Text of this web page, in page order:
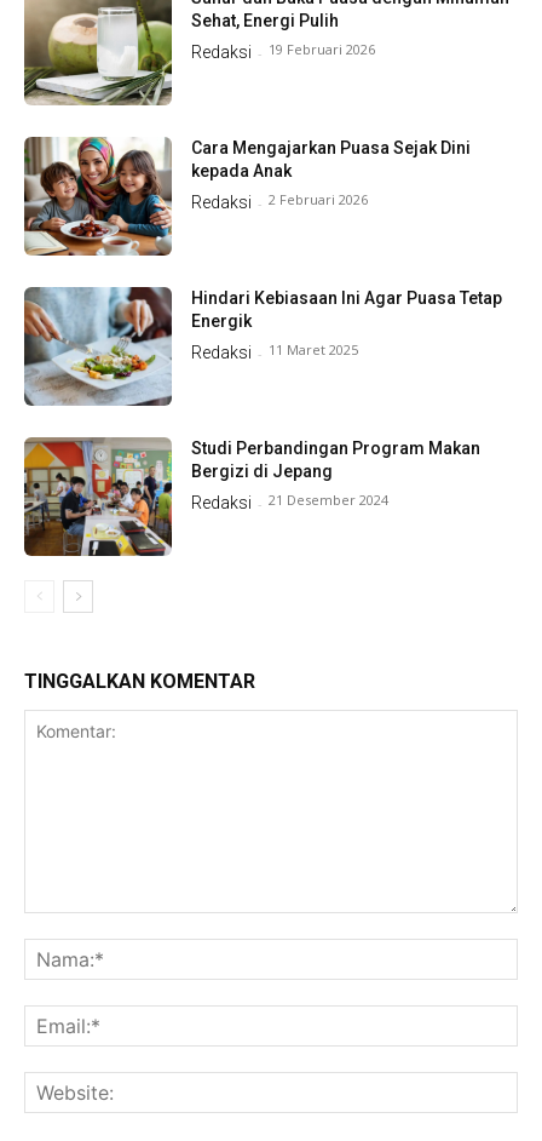
Sehat, Energi Pulih
Redaksi - 19 Februari 2026
Cara Mengajarkan Puasa Sejak Dini
kepada Anak
Redaksi - 2 Februari 2026
Hindari Kebiasaan Ini Agar Puasa Tetap
Energik
Redaksi - 11 Maret 2025
Studi Perbandingan Program Makan
Bergizi di Jepang
Redaksi - 21 Desember 2024
TINGGALKAN KOMENTAR